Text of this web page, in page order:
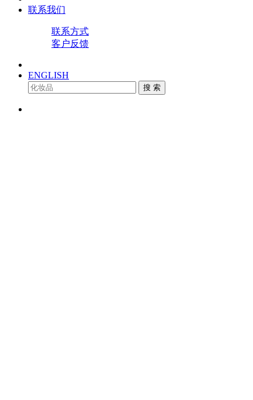
联系我们
联系方式
客户反馈
ENGLISH